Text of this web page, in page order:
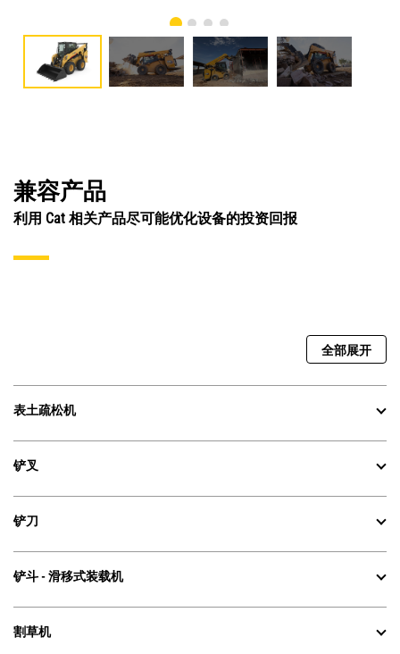
兼容产品
利用 Cat 相关产品尽可能优化设备的投资回报
全部展开
表土疏松机
铲叉
铲刀
铲斗 - 滑移式装载机
割草机